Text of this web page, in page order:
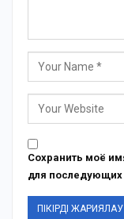
Сохранить моё
для